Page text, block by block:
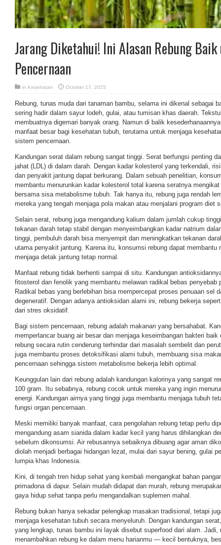
Jarang Diketahui! Ini Alasan Rebung
Pencernaan
in Kesehatan October 17, 2025
Rebung, tunas muda dari tanaman bambu, selama ini dikenal sebagai
sering hadir dalam sayur lodeh, gulai, atau tumisan khas daerah.
membuatnya digemari banyak orang. Namun di balik
manfaat besar bagi kesehatan tubuh, terutama untuk menjaga
sistem pencernaan.
Kandungan serat dalam rebung sangat tinggi. Serat berfungsi penting
jahat (LDL) di dalam darah. Dengan kadar kolesterol yang terkendali,
dan penyakit jantung dapat berkurang. Dalam sebuah penelitian,
membantu menurunkan kadar kolesterol total karena seratnya
bersama sisa metabolisme tubuh. Tak hanya itu, rebung juga rendah
mereka yang tengah menjaga pola makan atau menjalani program diet
Selain serat, rebung juga mengandung kalium dalam jumlah cukup
tekanan darah tetap stabil dengan menyeimbangkan kadar natrium
tinggi, pembuluh darah bisa menyempit dan meningkatkan tekanan
utama penyakit jantung. Karena itu, konsumsi rebung dapat membantu
menjaga detak jantung tetap normal.
Manfaat rebung tidak berhenti sampai di situ. Kandungan
fitosterol dan fenolik yang membantu melawan radikal bebas penyebab
Radikal bebas yang berlebihan bisa mempercepat proses penuaan sel
degeneratif. Dengan adanya antioksidan alami ini, rebung bekerja
dari stres oksidatif.
Bagi sistem pencernaan, rebung adalah makanan yang bersahabat.
memperlancar buang air besar dan menjaga keseimbangan bakteri
rebung secara rutin cenderung terhindar dari masalah sembelit dan
juga membantu proses detoksifikasi alami tubuh, membuang sisa
pencernaan sehingga sistem metabolisme bekerja lebih optimal.
Keunggulan lain dari rebung adalah kandungan kalorinya yang sangat
100 gram. Itu sebabnya, rebung cocok untuk mereka yang ingin
energi. Kandungan airnya yang tinggi juga membantu menjaga tubuh
fungsi organ pencernaan.
Meski memiliki banyak manfaat, cara pengolahan rebung tetap perlu
mengandung asam sianida dalam kadar kecil yang harus dihilangkan
sebelum dikonsumsi. Air rebusannya sebaiknya dibuang agar aman
diolah menjadi berbagai hidangan lezat, mulai dari sayur bening, gulai
lumpia khas Indonesia.
Kini, di tengah tren hidup sehat yang kembali mengangkat bahan
primadona di dapur. Selain mudah didapat dan murah, rebung
gaya hidup sehat tanpa perlu mengandalkan suplemen mahal.
Rebung bukan hanya sekadar pelengkap masakan tradisional, tetapi
menjaga kesehatan tubuh secara menyeluruh. Dengan kandungan
yang lengkap, tunas bambu ini layak disebut superfood dari alam. Jadi,
menambahkan rebung ke dalam menu harianmu — kecil bentuknya,